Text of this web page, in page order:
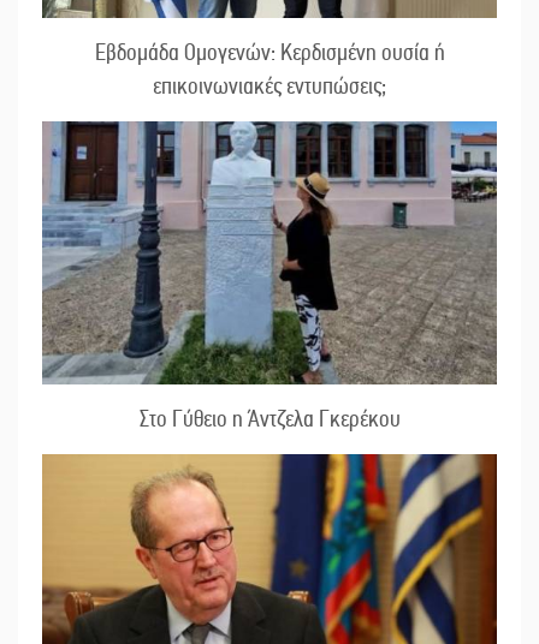
Εβδομάδα Ομογενών: Κερδισμένη ουσία ή
επικοινωνιακές εντυπώσεις;
Στο Γύθειο η Άντζελα Γκερέκου